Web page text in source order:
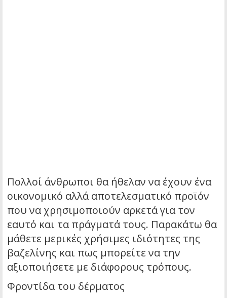
Πολλοί άνθρωποι θα ήθελαν να έχουν ένα
οικονομικό αλλά αποτελεσματικό προϊόν
που να χρησιμοποιούν αρκετά για τον
εαυτό και τα πράγματά τους. Παρακάτω θα
μάθετε μερικές χρήσιμες ιδιότητες της
βαζελίνης και πως μπορείτε να την
αξιοποιήσετε με διάφορους τρόπους.
Φροντίδα του δέρματος